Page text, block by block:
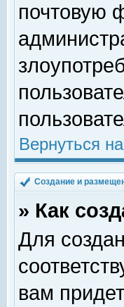
почтовую
Вернуться
Создание и
» Как
Для
вам